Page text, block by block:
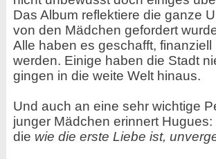
Das Album reflektiere die ganze
von den Mädchen gefordert
Alle haben es geschafft,
werden. Einige haben die Stadt
gingen in die weite Welt hinaus.
Und auch an eine sehr wichtige
junger Mädchen erinnert
die wie die erste Liebe ist,